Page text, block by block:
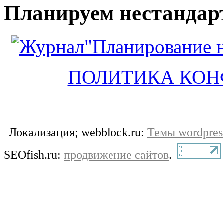
Планируем
ПОЛИТИКА
Локализация; webblock.ru: Темы
SEOfish.ru: продвижение сайтов.